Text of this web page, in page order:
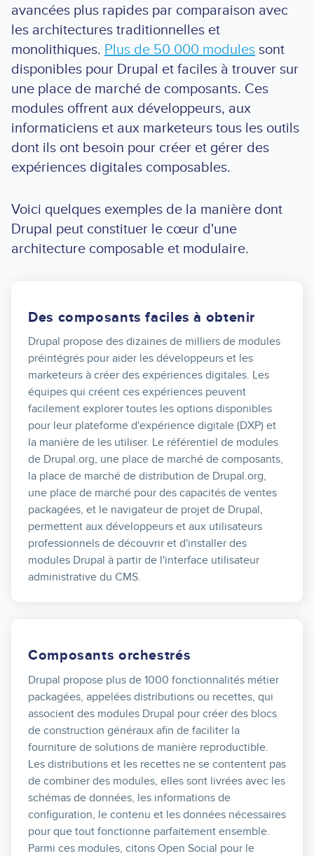
avancées plus rapides par comparaison avec
les architectures traditionnelles et
monolithiques. Plus de 50 000 modules sont
disponibles pour Drupal et faciles à trouver sur
une place de marché de composants. Ces
modules offrent aux développeurs, aux
informaticiens et aux marketeurs tous les outils
dont ils ont besoin pour créer et gérer des
expériences digitales composables.
Voici quelques exemples de la manière dont
Drupal peut constituer le cœur d'une
architecture composable et modulaire.
Des composants faciles à obtenir
Drupal propose des dizaines de milliers de modules
préintégrés pour aider les développeurs et les
marketeurs à créer des expériences digitales. Les
équipes qui créent ces expériences peuvent
facilement explorer toutes les options disponibles
pour leur plateforme d'expérience digitale (DXP) et
la manière de les utiliser. Le référentiel de modules
de Drupal.org, une place de marché de composants,
la place de marché de distribution de Drupal.org,
une place de marché pour des capacités de ventes
packagées, et le navigateur de projet de Drupal,
permettent aux développeurs et aux utilisateurs
professionnels de découvrir et d'installer des
modules Drupal à partir de l'interface utilisateur
administrative du CMS.
Composants orchestrés
Drupal propose plus de 1000 fonctionnalités métier
packagées, appelées distributions ou recettes, qui
associent des modules Drupal pour créer des blocs
de construction généraux afin de faciliter la
fourniture de solutions de manière reproductible.
Les distributions et les recettes ne se contentent pas
de combiner des modules, elles sont livrées avec les
schémas de données, les informations de
configuration, le contenu et les données nécessaires
pour que tout fonctionne parfaitement ensemble.
Parmi ces modules, citons Open Social pour le